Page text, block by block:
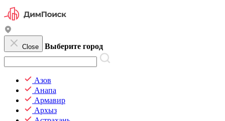
Close Выберите город
Азов
Анапа
Армавир
Архыз